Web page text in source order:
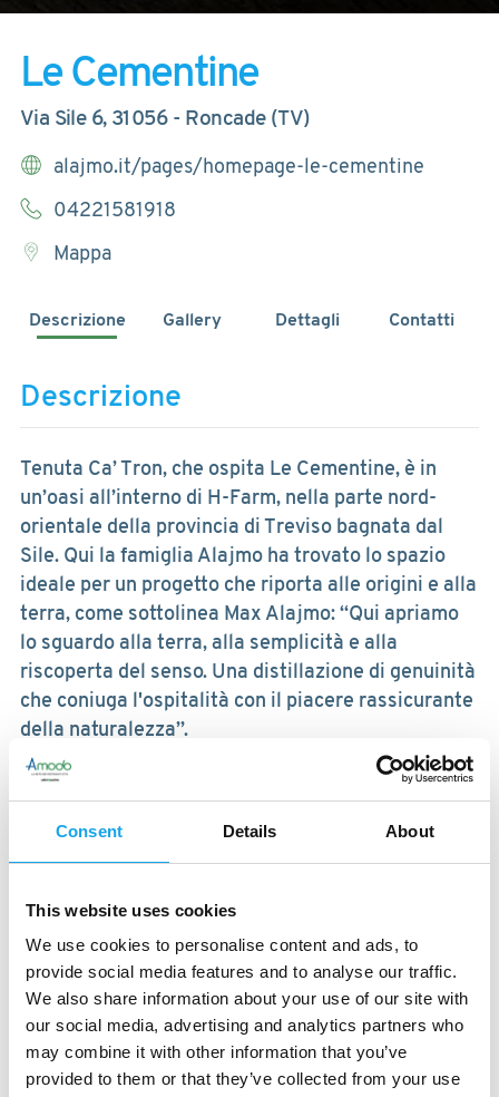
Consent Details About
This website uses cookies
We use cookies to personalise content and ads, to
provide social media features and to analyse our traffic.
We also share information about your use of our site with
our social media, advertising and analytics partners who
may combine it with other information that you’ve
provided to them or that they’ve collected from your use
Le Cementine
Via Sile 6, 31056 - Roncade (TV)
alajmo.it/pages/homepage-le-cementine
04221581918
Mappa
Descrizione Gallery Dettagli Contatti
Descrizione
Tenuta Ca’ Tron, che ospita Le Cementine, è in
un’oasi all’interno di H-Farm, nella parte nord-
orientale della provincia di Treviso bagnata dal
Sile. Qui la famiglia Alajmo ha trovato lo spazio
ideale per un progetto che riporta alle origini e alla
terra, come sottolinea Max Alajmo: “Qui apriamo
lo sguardo alla terra, alla semplicità e alla
riscoperta del senso. Una distillazione di genuinità
che coniuga l'ospitalità con il piacere rassicurante
della naturalezza”.
A Mattia Ercolino è affidato il compito di
Non potrebbe che essere così, qui: l’orto a due
la laguna, poco distante, è nobile dispensa grazie
alla sua ricchissima biodiversità ittica e vegetale.
Da quest'anno hanno avviato anche Naturalmente,
un progetto che porta periodicamente a Le
Cementine chef sensibili all’ambiente e alla natura